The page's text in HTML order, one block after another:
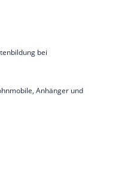
bei
Anhänger und